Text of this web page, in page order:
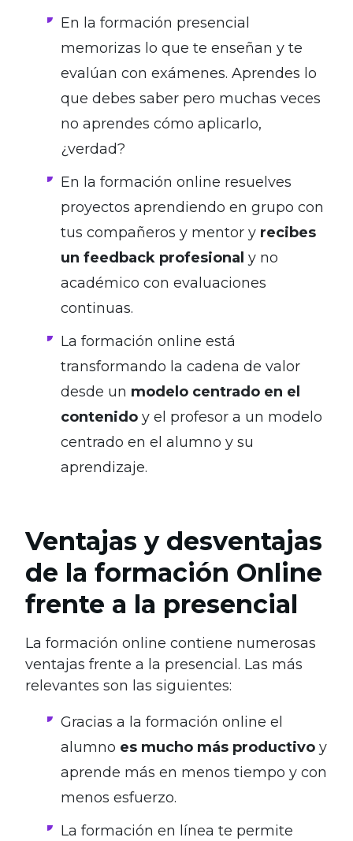
En la formación presencial
memorizas lo que te enseñan y te
evalúan con exámenes. Aprendes lo
que debes saber pero muchas veces
no aprendes cómo aplicarlo,
¿verdad?
En la formación online resuelves
proyectos aprendiendo en grupo con
tus compañeros y mentor y recibes
un feedback profesional y no
académico con evaluaciones
continuas.
La formación online está
transformando la cadena de valor
desde un modelo centrado en el
contenido y el profesor a un modelo
centrado en el alumno y su
aprendizaje.
Ventajas y desventajas
de la formación Online
frente a la presencial
La formación online contiene numerosas
ventajas frente a la presencial. Las más
relevantes son las siguientes:
Gracias a la formación online el
alumno es mucho más productivo y
aprende más en menos tiempo y con
menos esfuerzo.
La formación en línea te permite